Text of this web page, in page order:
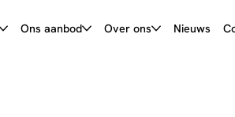
Ons aanbod Over ons Nieuws